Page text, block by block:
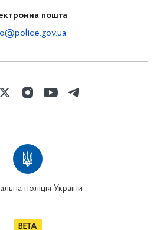
пошта
поліція України